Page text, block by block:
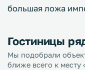
большая ложа
Гостиницы
Мы подобрали
ближе всего к месту